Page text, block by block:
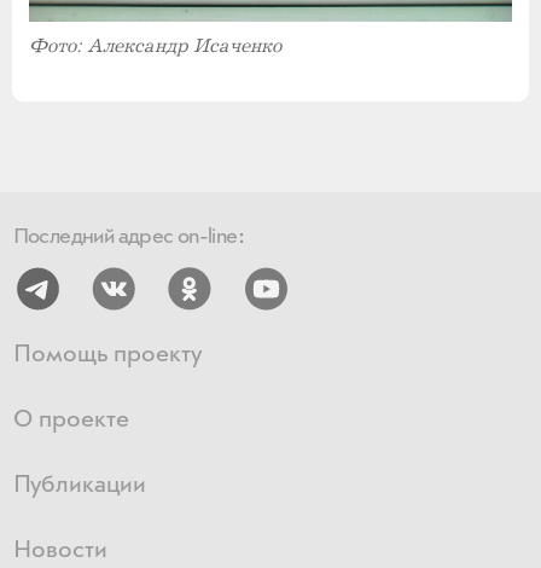
Фото: Александр Исаченко
Последний адрес on-line:
Помощь проекту
О проекте
Публикации
Новости